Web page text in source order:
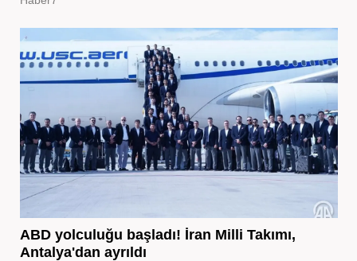
ABD yolculuğu başladı! İran Milli Takımı,
Antalya'dan ayrıldı